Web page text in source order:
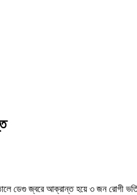
ডেগু জ্বরে আক্রান্ত হয়ে ৩ জন রোগী